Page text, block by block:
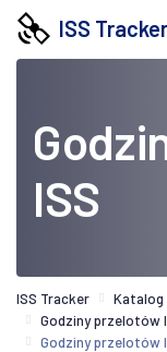
ISS Tracker
ISS
ISS Tracker
Godziny przelotów
Godziny przelotów